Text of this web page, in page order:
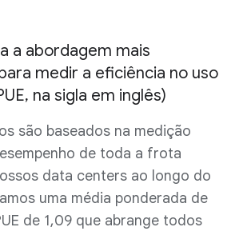
a abordagem mais
medir a eficiência no uso
na sigla em inglês)
são baseados na medição
de toda a frota
data centers ao longo do
uma média ponderada de
de 1,09 que abrange todos